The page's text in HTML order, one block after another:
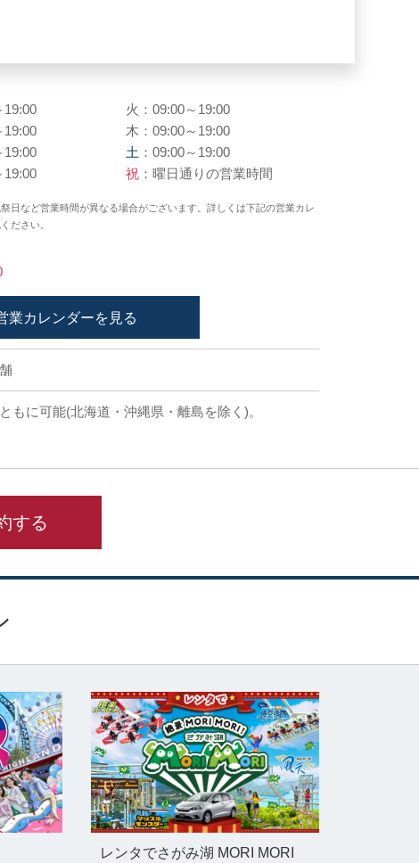
19:00
火：09:00～19:00
19:00
木：09:00～19:00
19:00
土 ：09:00～19:00
19:00 祝 ：曜日通りの営業時間
日など営業時間が異なる場合がございます。詳しくは下記の営業カレ
ださい。
業カレンダーを見る
もに可能(北海道・沖縄県・離島を除く)。
する
レンタでさがみ湖 MORI MORI